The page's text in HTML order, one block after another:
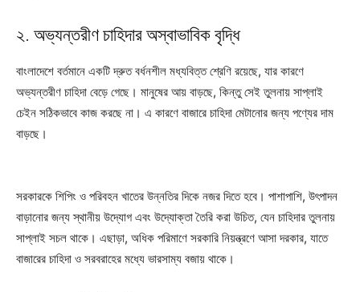
২. অভ্যন্তরীণ চাহিদার অস্বাভাবিক বৃদ্ধি
বাংলাদেশে বর্তমানে একটি দ্রুত বর্ধনশীল মধ্যবিত্ত শ্রেণি রয়েছে, যার কারণে
অভ্যন্তরীণ চাহিদা বেড়ে গেছে। মানুষের আয় বাড়ছে, কিন্তু সেই তুলনায় সাপ্লাই
চেইন সঠিকভাবে কাজ করছে না। এ কারণে বাজারে চাহিদা মেটানোর জন্য পণ্যের দাম
বাড়ছে।
সরকারকে শিপিং ও পরিবহন খাতের উন্নতির দিকে নজর দিতে হবে। পাশাপাশি, উৎপাদন
বাড়ানোর জন্য স্থানীয় উদ্যোগ এবং উদ্যোক্তা তৈরি করা উচিত, যেন চাহিদার তুলনায়
সাপ্লাই সচল থাকে। এছাড়া, অধিক পরিমাণে সরকারি নিয়ন্ত্রণে আসা দরকার, যাতে
বাজারের চাহিদা ও সরবরাহের মধ্যে ভারসাম্য বজায় থাকে।